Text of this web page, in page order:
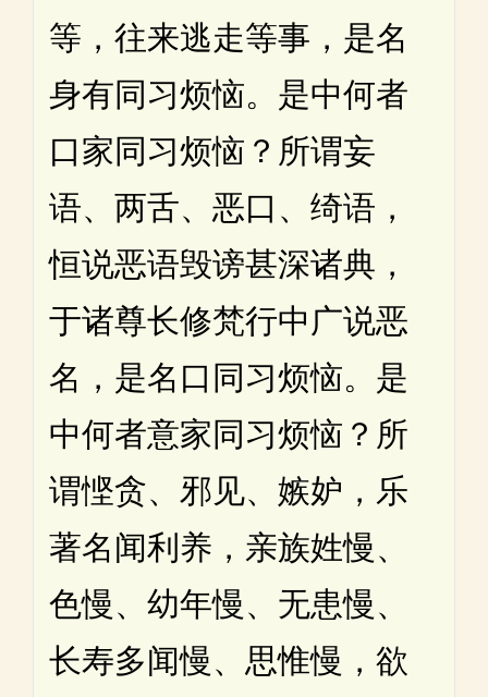
等，往来逃走等事，是名
身有同习烦恼。是中何者
口家同习烦恼？所谓妄
语、两舌、恶口、绮语，
恒说恶语毁谤甚深诸典，
于诸尊长修梵行中广说恶
名，是名口同习烦恼。是
中何者意家同习烦恼？所
谓悭贪、邪见、嫉妒，乐
著名闻利养，亲族姓慢、
色慢、幼年慢、无患慢、
长寿多闻慢、思惟慢，欲